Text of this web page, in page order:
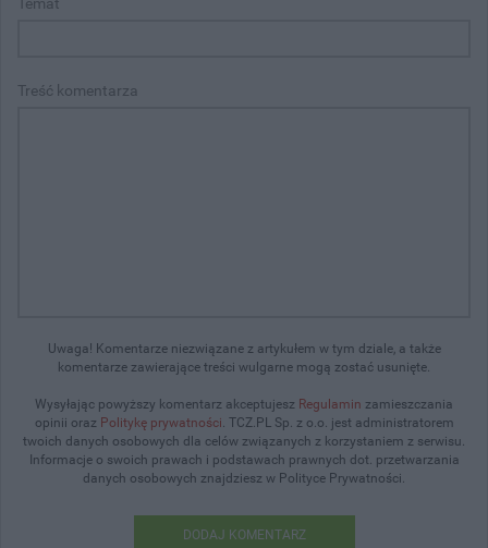
Treść komentarza
Uwaga! Komentarze niezwiązane z artykułem w tym dziale, a także
komentarze zawierające treści wulgarne mogą zostać usunięte.
Wysyłając powyższy komentarz akceptujesz Regulamin zamieszczania
opinii oraz Politykę prywatności . TCZ.PL Sp. z o.o. jest administratorem
twoich danych osobowych dla celów związanych z korzystaniem z serwisu.
Informacje o swoich prawach i podstawach prawnych dot. przetwarzania
danych osobowych znajdziesz w Polityce Prywatności.
DODAJ KOMENTARZ